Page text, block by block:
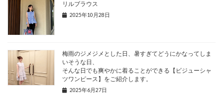
リルブラウス
2025年10月28日
梅雨のジメジメとした日、暑すぎてどうにかなってしま
いそうな日、
そんな日でも爽やかに着ることができる【ビジューシャ
ツワンピース】をご紹介します。
2025年6月27日